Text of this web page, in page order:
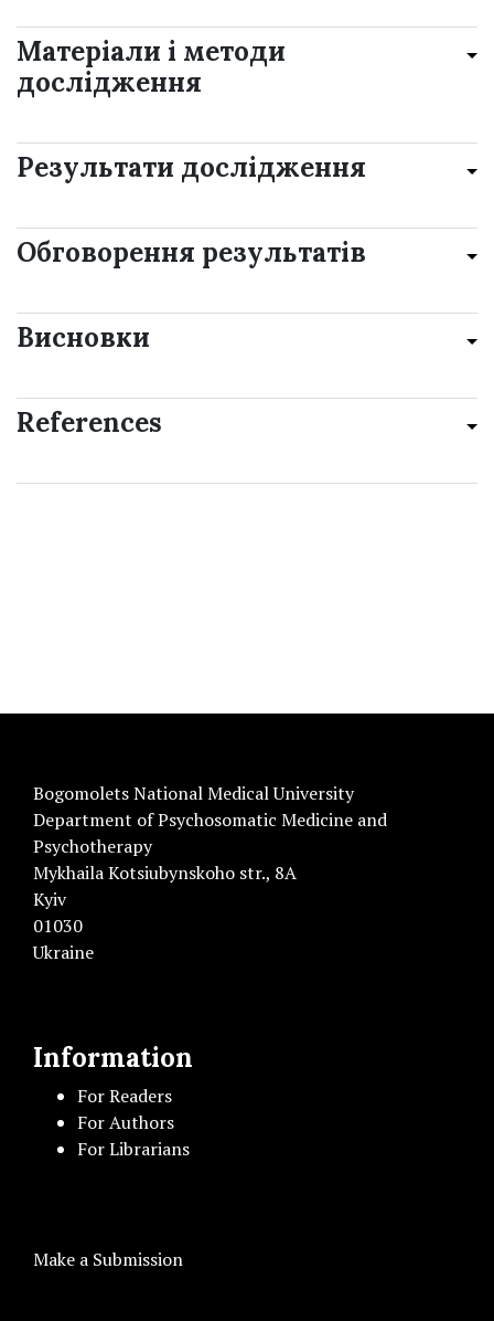
Матеріали і методи
дослідження
Результати дослідження
Обговорення результатів
Висновки
References
Bogomolets National Medical University
Department of Psychosomatic Medicine and
Psychotherapy
Mykhaila Kotsiubynskoho str., 8A
Kyiv
01030
Ukraine
Information
For Readers
For Authors
For Librarians
Make a Submission